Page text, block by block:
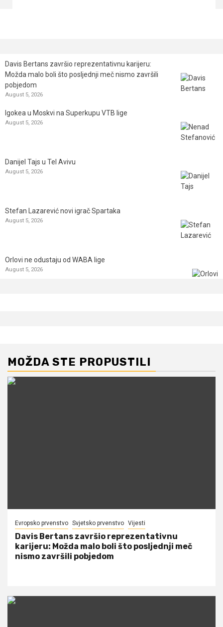
Davis Bertans završio reprezentativnu karijeru:
Možda malo boli što posljednji meč nismo završili
pobjedom
August 5, 2026
Igokea u Moskvi na Superkupu VTB lige
August 5, 2026
Danijel Tajs u Tel Avivu
August 5, 2026
Stefan Lazarević novi igrač Spartaka
August 5, 2026
Orlovi ne odustaju od WABA lige
August 5, 2026
MOŽDA STE PROPUSTILI
Evropsko prvenstvo Svjetsko prvenstvo Vijesti
Davis Bertans završio reprezentativnu
karijeru: Možda malo boli što posljednji meč
nismo završili pobjedom